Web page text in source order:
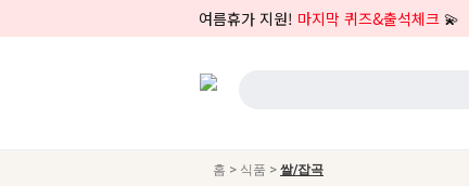
여름휴가 지원! 마지막 퀴즈&출석체크 💫
홈 > 식품 > 쌀/잡곡